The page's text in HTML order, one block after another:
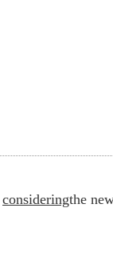
consideringthe